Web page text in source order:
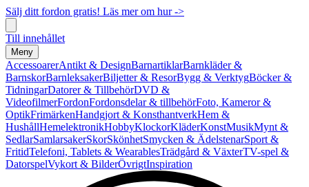
Sälj ditt fordon gratis! Läs mer om hur ->
Till innehållet
Meny
AccessoarerAntikt & DesignBarnartiklarBarnkläder &
BarnskorBarnleksakerBiljetter & ResorBygg & VerktygBöcker &
TidningarDatorer & TillbehörDVD &
VideofilmerFordonFordonsdelar & tillbehörFoto, Kameror &
OptikFrimärkenHandgjort & KonsthantverkHem &
HushållHemelektronikHobbyKlockorKläderKonstMusikMynt &
SedlarSamlarsakerSkorSkönhetSmycken & ÄdelstenarSport &
FritidTelefoni, Tablets & WearablesTrädgård & VäxterTV-spel &
DatorspelVykort & BilderÖvrigtInspiration